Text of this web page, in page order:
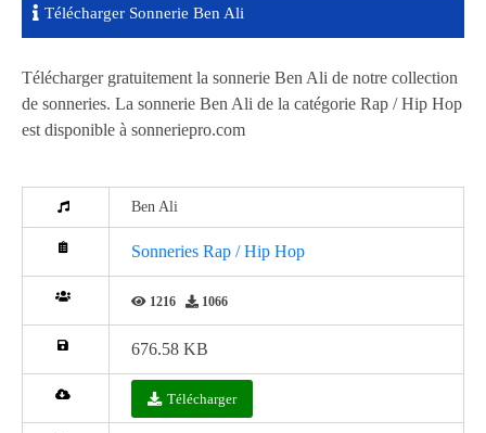
Télécharger Sonnerie Ben Ali
Télécharger gratuitement la sonnerie Ben Ali de notre collection
de sonneries. La sonnerie Ben Ali de la catégorie Rap / Hip Hop
est disponible à sonneriepro.com
Ben Ali
Sonneries Rap / Hip Hop
1216 1066
676.58 KB
Télécharger